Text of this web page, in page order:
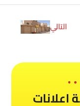
التالي